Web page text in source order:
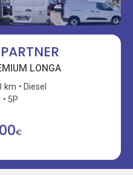
LONGA
km
Diesel
5P
€